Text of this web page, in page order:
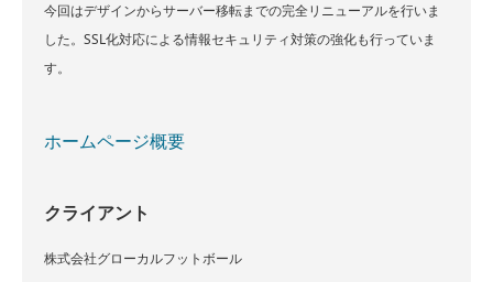
今回はデザインからサーバー移転までの完全リニューアルを行いま
した。SSL化対応による情報セキュリティ対策の強化も行っていま
す。
ホームページ概要
クライアント
株式会社グローカルフットボール